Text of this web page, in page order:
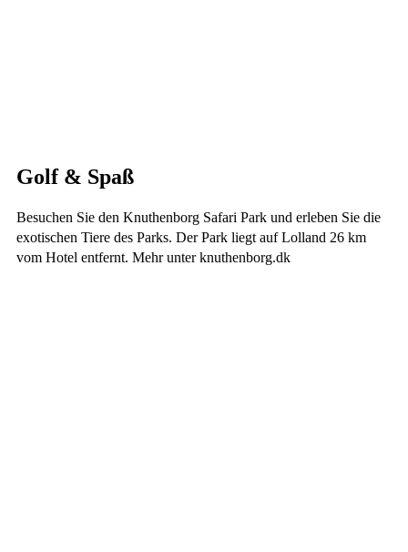
Golf & Spaß
Besuchen Sie den Knuthenborg Safari Park und erleben Sie die
exotischen Tiere des Parks. Der Park liegt auf Lolland 26 km
vom Hotel entfernt. Mehr unter knuthenborg.dk